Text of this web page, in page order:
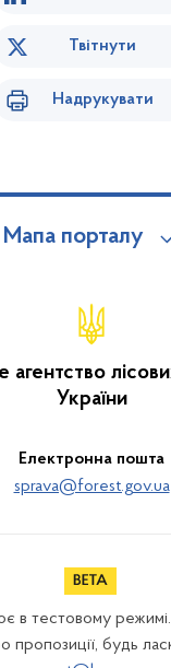
Твітнути
Надрукувати
Мапа порталу
України
Електронна пошта
sprava@forest.gov.ua
в тестовому
пропозиції, будь